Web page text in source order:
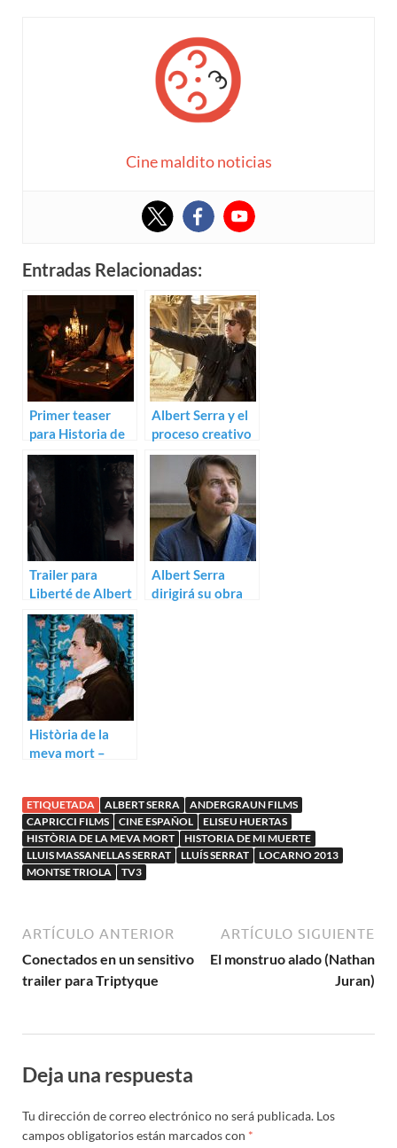
Cine maldito noticias
Entradas Relacionadas:
Primer teaser
para Historia de
la meva mort de
Albert Serra
Albert Serra y el
proceso creativo
en Personalien
Trailer para
Liberté de Albert
Serra
Albert Serra
dirigirá su obra
Història de la
meva mort –
Serra)
ETIQUETADA ALBERT SERRA
ANDERGRAUN FILMS
CAPRICCI FILMS
CINE ESPAÑOL
ELISEU HUERTAS
HISTÒRIA DE LA MEVA MORT
HISTORIA DE MI MUERTE
LLUIS MASSANELLAS SERRAT
LLUÍS SERRAT
LOCARNO 2013
MONTSE TRIOLA
TV3
ARTÍCULO ANTERIOR
Conectados en un sensitivo
trailer para Triptyque
ARTÍCULO SIGUIENTE
El monstruo alado (Nathan
Juran)
Deja una respuesta
Tu dirección de correo electrónico no será publicada. Los
campos obligatorios están marcados con *